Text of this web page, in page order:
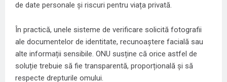
de date personale și riscuri pentru viața privată.
În practică, unele sisteme de verificare solicită fotografii
ale documentelor de identitate, recunoaștere facială sau
alte informații sensibile. ONU susține că orice astfel de
soluție trebuie să fie transparentă, proporțională și să
respecte drepturile omului.